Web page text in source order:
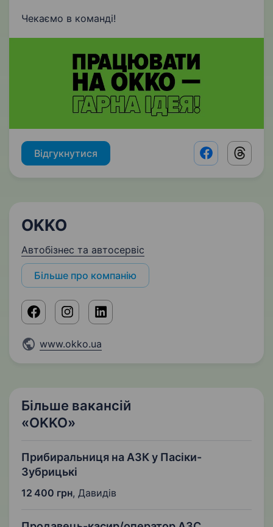
Чекаємо в команді!
Відгукнутися Facebook
OKKO
Автобізнес та автосервіс
Більше про компанію
www.okko.ua
Більше вакансій
«OKKO»
Прибиральниця на АЗК у Пасіки-
Зубрицькі
12 400 грн, Давидів